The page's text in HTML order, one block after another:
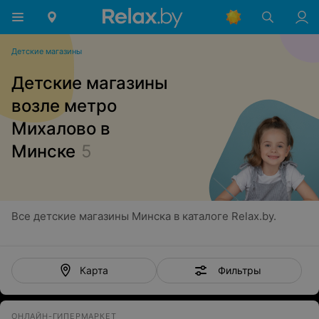
Детские магазины
Детские магазины
возле метро
Михалово в
Минске 5
Все детские магазины Минска в каталоге Relax.by.
Карта Фильтры
ОНЛАЙН-ГИПЕРМАРКЕТ